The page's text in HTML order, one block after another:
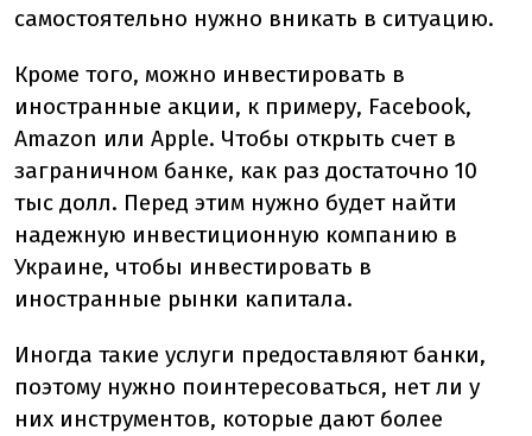
самостоятельно нужно вникать в ситуацию.
Кроме того, можно инвестировать в
иностранные акции, к примеру, Facebook,
Amazon или Apple. Чтобы открыть счет в
заграничном банке, как раз достаточно 10
тыс долл. Перед этим нужно будет найти
надежную инвестиционную компанию в
Украине, чтобы инвестировать в
иностранные рынки капитала.
Иногда такие услуги предоставляют банки,
поэтому нужно поинтересоваться, нет ли у
них инструментов, которые дают более